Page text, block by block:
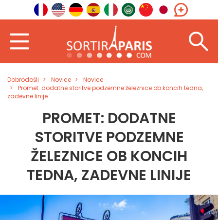
Dobrodošli Novice
Novice
Promet: dodatne storitve podzemne železnice ob koncih tedna,
zadevne linije
PROMET: DODATNE
STORITVE PODZEMNE
ŽELEZNICE OB KONCIH
TEDNA, ZADEVNE LINIJE